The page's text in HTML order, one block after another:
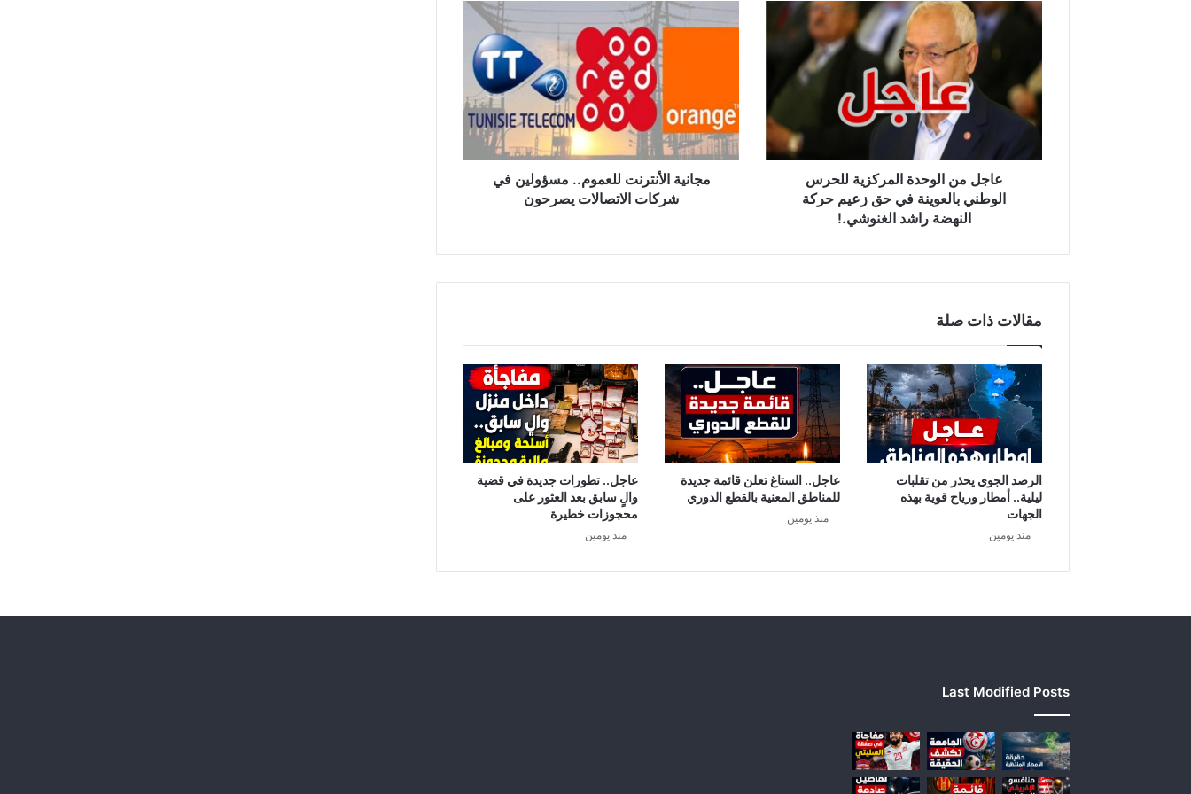
عاجل
من
المركزية
للحرس
الوطني
بالعوينة
حق
عاجل من الوحدة المركزية للحرس
الوطني بالعوينة في حق زعيم حركة
النهضة راشد الغنوشي.!
الأنترنت
شركات
الاتصالات
يصرحون
مجانية الأنترنت للعموم.. مسؤولين في
شركات الاتصالات يصرحون
مقالات ذات صلة
الرصد الجوي يحذر من تقلبات
ليلية.. أمطار ورياح قوية بهذه
الجهات
منذ يومين
عاجل.. الستاغ تعلن قائمة جديدة
للمناطق المعنية بالقطع الدوري
منذ يومين
عاجل.. تطورات جديدة في قضية
والٍ سابق بعد العثور على
محجوزات خطيرة
منذ يومين
Last Modified Posts